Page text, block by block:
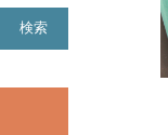
検索